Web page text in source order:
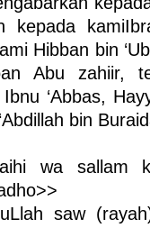
kepada
Hibban bin
Abu zahiir,
‘Abbas,
bin
wa sallam
saw